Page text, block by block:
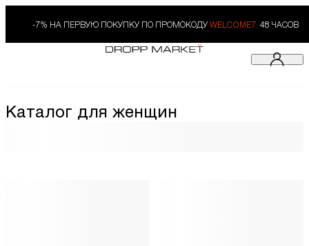
-7% НА ПЕРВУЮ ПОКУПКУ ПО ПРОМОКОДУ WELCOME7. 48 ЧАСОВ
Каталог для женщин